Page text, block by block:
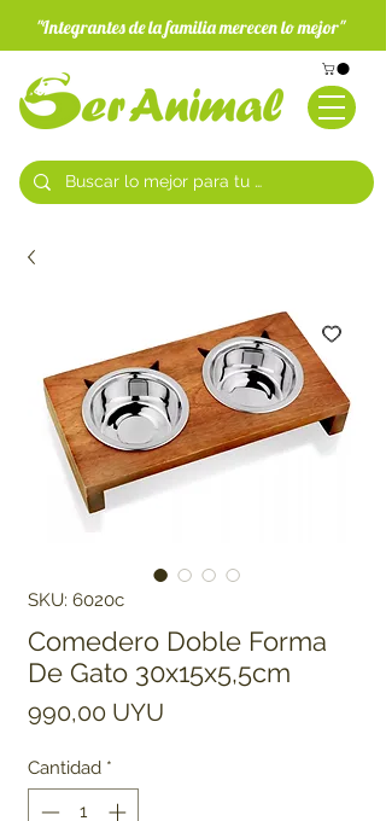
"Integrantes de la familia merecen lo mejor"
SKU: 6020c
Comedero Doble Forma
De Gato 30x15x5,5cm
990,00 UYU
Cantidad *